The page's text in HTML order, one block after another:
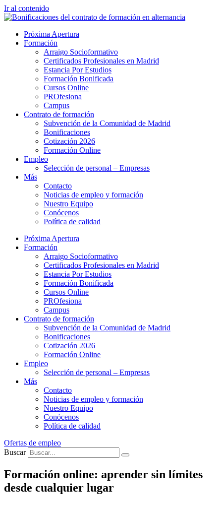
Ir al contenido
Próxima Apertura
Formación
Arraigo Socioformativo
Certificados Profesionales en Madrid
Estancia Por Estudios
Formación Bonificada
Cursos Online
PROfesiona
Campus
Contrato de formación
Subvención de la Comunidad de Madrid
Bonificaciones
Cotización 2026
Formación Online
Empleo
Selección de personal – Empresas
Más
Contacto
Noticias de empleo y formación
Nuestro Equipo
Conócenos
Política de calidad
Próxima Apertura
Formación
Arraigo Socioformativo
Certificados Profesionales en Madrid
Estancia Por Estudios
Formación Bonificada
Cursos Online
PROfesiona
Campus
Contrato de formación
Subvención de la Comunidad de Madrid
Bonificaciones
Cotización 2026
Formación Online
Empleo
Selección de personal – Empresas
Más
Contacto
Noticias de empleo y formación
Nuestro Equipo
Conócenos
Política de calidad
Ofertas de empleo
Buscar
Formación online: aprender sin límites
desde cualquier lugar